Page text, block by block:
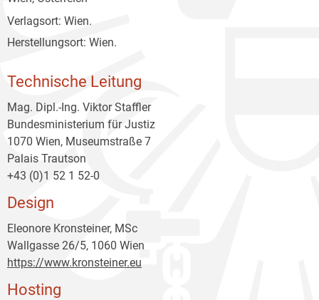
Verlagsort: Wien.
Herstellungsort: Wien.
Technische Leitung
Mag. Dipl.-Ing. Viktor Staffler
Bundesministerium für Justiz
1070 Wien, Museumstraße 7
Palais Trautson
+43 (0)1 52 1 52-0
Design
Eleonore Kronsteiner, MSc
Wallgasse 26/5, 1060 Wien
https://www.kronsteiner.eu
Hosting